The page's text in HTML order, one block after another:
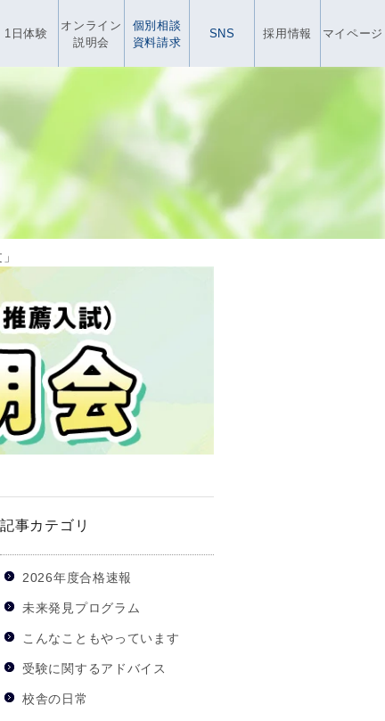
1日体験
オンライン
説明会
個別相談
資料請求
SNS 採用情報 マイページ
記事カテゴリ
2026年度合格速報
未来発見プログラム
こんなこともやっています
受験に関するアドバイス
校舎の日常